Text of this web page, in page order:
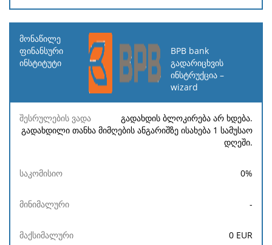
BPB bank
გადარიცხვის
ინსტრუქცია –
wizard
გადახდის ბლოკირება არ ხდება.
გადახდილი თანხა მიმღების ანგარიშზე ისახება 1 სამუსაო
დღეში.
0%
-
0 EUR